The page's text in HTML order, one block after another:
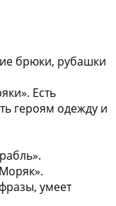
брюки, рубашки
Есть
героям одежду и
умеет